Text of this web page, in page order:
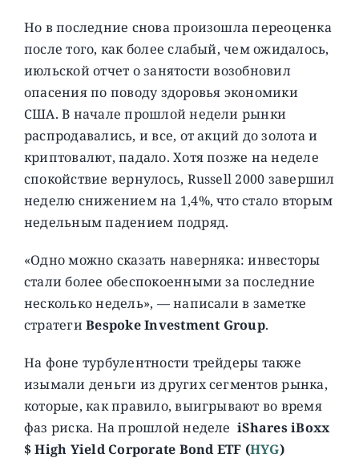
Но в последние снова произошла переоценка
после того, как более слабый, чем ожидалось,
июльской отчет о занятости возобновил
опасения по поводу здоровья экономики
США. В начале прошлой недели рынки
распродавались, и все, от акций до золота и
криптовалют, падало. Хотя позже на неделе
спокойствие вернулось, Russell 2000 завершил
неделю снижением на 1,4%, что стало вторым
недельным падением подряд.
«Одно можно сказать наверняка: инвесторы
стали более обеспокоенными за последние
несколько недель», — написали в заметке
стратегиBespoke Investment Group.
На фоне турбулентности трейдеры также
изымали деньги из других сегментов рынка,
которые, как правило, выигрывают во время
фаз риска. На прошлой неделеiShares iBoxx
$ High Yield Corporate Bond ETF (HYG)